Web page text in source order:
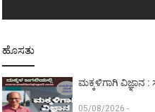
ಹೊಸತು
ಮಕ್ಕಳಿಗಾಗಿ ವಿಜ್ಞಾನ
05/08/2026 -